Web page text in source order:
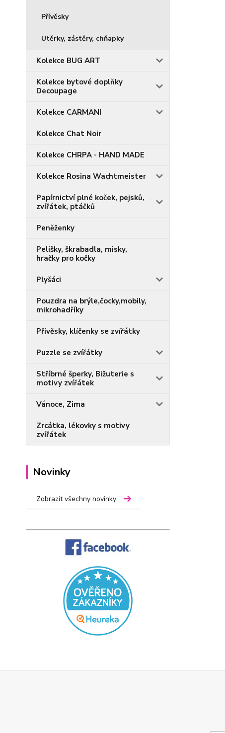
Přívěsky
Utěrky, zástěry, chňapky
Kolekce BUG ART
Kolekce bytové doplňky
Decoupage
Kolekce CARMANI
Kolekce Chat Noir
Kolekce CHRPA - HAND MADE
Kolekce Rosina Wachtmeister
Papírnictví plné koček, pejsků,
zvířátek, ptáčků
Peněženky
Pelíšky, škrabadla, misky,
hračky pro kočky
Plyšáci
Pouzdra na brýle,čocky,mobily,
mikrohadříky
Přívěsky, klíčenky se zvířátky
Puzzle se zvířátky
Stříbrné šperky, Bižuterie s
motivy zvířátek
Vánoce, Zima
Zrcátka, lékovky s motivy
zvířátek
Novinky
Zobrazit všechny novinky